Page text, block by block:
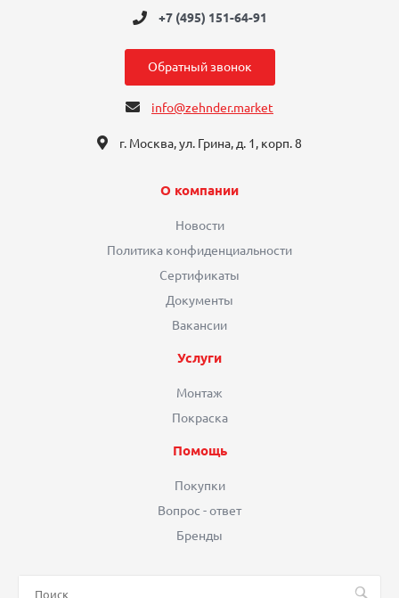
+7 (495) 151-64-91
Обратный звонок
info@zehnder.market
г. Москва, ул. Грина, д. 1, корп. 8
О компании
Новости
Политика конфиденциальности
Сертификаты
Документы
Вакансии
Услуги
Монтаж
Покраска
Помощь
Покупки
Вопрос - ответ
Бренды